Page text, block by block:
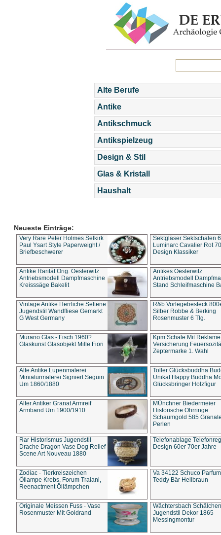
Alte Berufe
Antike
Antikschmuck
Antikspielzeug
Design & Stil
Glas & Kristall
Haushalt
Neueste Einträge:
Very Rare Peter Holmes Selkirk
Paul Ysart Style Paperweight /
Briefbeschwerer
Sektgläser Sektschalen
Luminarc Cavalier Rot
Design Klassiker
Antike Rarität Orig. Oesterwitz
Antriebsmodell Dampfmaschine
Kreisssäge Bakelit
Antikes Oesterwitz
Antriebsmodell
Stand Schleifmaschine
Vintage Antike Herrliche Seltene
Jugendstil Wandfliese Gemarkt
G West Germany
R&b Vorlegebesteck
Silber Robbe & Berking
Rosenmuster 6 Tlg.
Murano Glas - Fisch 1960?
Glaskunst Glasobjekt Mille Fiori
Kpm Schale Mit Reklame
Versicherung
Zeptermarke 1. Wahl
Alte Antike Lupenmalerei
Miniaturmalerei Signiert Seguin
Um 1860/1880
Toller Glücksbuddha
Unikat Happy Buddha
Glücksbringer Holzfigur
Alter Antiker Granat Armreif
Armband Um 1900/1910
MÜnchner Biedermeier
Historische Ohrringe
Schaumgold 585
Perlen
Rar Historismus Jugendstil
Drache Dragon Vase Dog Relief
Scene Art Nouveau 1880
Telefonablage
Design 60er 70er Jahre
Zodiac - Tierkreiszeichen
Öllampe Krebs, Forum Traiani,
Reenactment Öllämpchen
Va 34122 Schuco
Teddy Bär Hellbraun
Originale Meissen Fuss - Vase
Rosenmuster Mit Goldrand
Wächtersbach Schälchen
Jugendstil Dekor 1865
Messingmontur